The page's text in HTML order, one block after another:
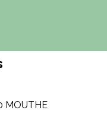
MOUTHE